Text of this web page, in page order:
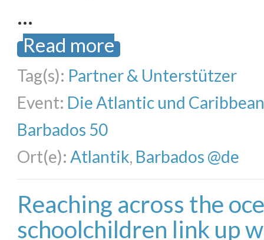
…
Read more
Tag(s): Partner & Unterstützer
Event: Die Atlantic und
Barbados 50
Ort(e): Atlantik, Barbados @de
Reaching across the
schoolchildren link up